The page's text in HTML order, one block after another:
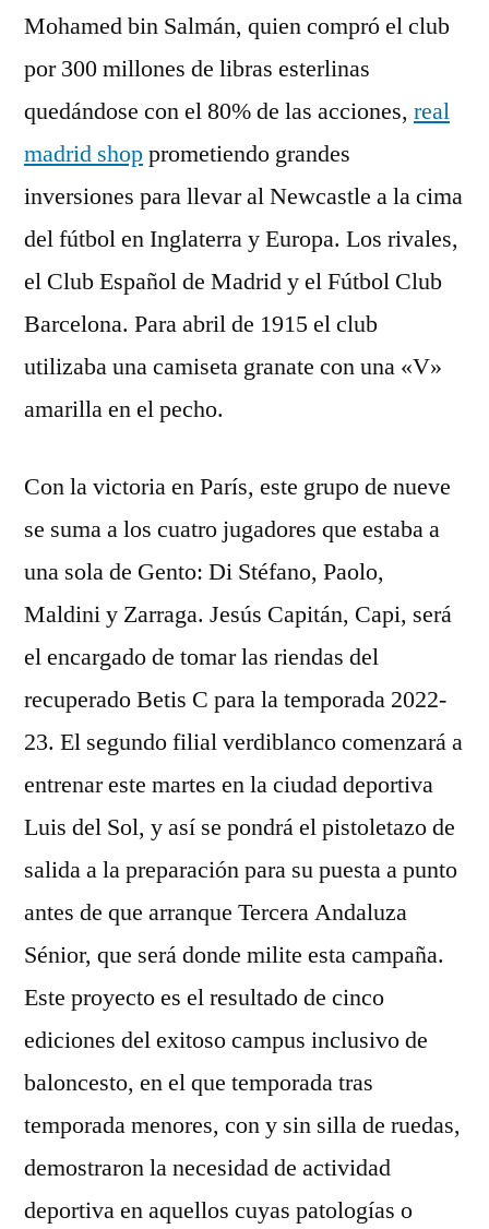
Mohamed bin Salmán, quien compró el club
por 300 millones de libras esterlinas
quedándose con el 80% de las acciones, real
madrid shopprometiendo grandes
inversiones para llevar al Newcastle a la cima
del fútbol en Inglaterra y Europa. Los rivales,
el Club Español de Madrid y el Fútbol Club
Barcelona. Para abril de 1915 el club
utilizaba una camiseta granate con una «V»
amarilla en el pecho.
Con la victoria en París, este grupo de nueve
se suma a los cuatro jugadores que estaba a
una sola de Gento: Di Stéfano, Paolo,
Maldini y Zarraga. Jesús Capitán, Capi, será
el encargado de tomar las riendas del
recuperado Betis C para la temporada 2022-
23. El segundo filial verdiblanco comenzará a
entrenar este martes en la ciudad deportiva
Luis del Sol, y así se pondrá el pistoletazo de
salida a la preparación para su puesta a punto
antes de que arranque Tercera Andaluza
Sénior, que será donde milite esta campaña.
Este proyecto es el resultado de cinco
ediciones del exitoso campus inclusivo de
baloncesto, en el que temporada tras
temporada menores, con y sin silla de ruedas,
demostraron la necesidad de actividad
deportiva en aquellos cuyas patologías o